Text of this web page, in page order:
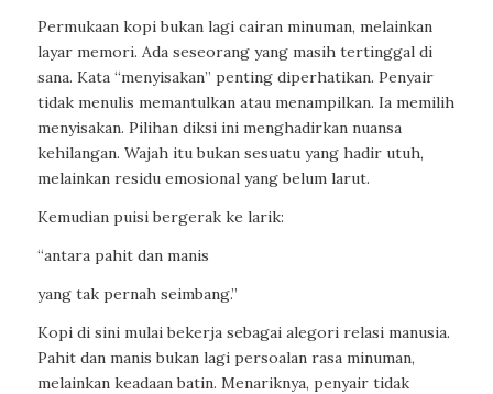
Permukaan kopi bukan lagi cairan minuman, melainkan
layar memori. Ada seseorang yang masih tertinggal di
sana. Kata “menyisakan” penting diperhatikan. Penyair
tidak menulis memantulkan atau menampilkan. Ia memilih
menyisakan. Pilihan diksi ini menghadirkan nuansa
kehilangan. Wajah itu bukan sesuatu yang hadir utuh,
melainkan residu emosional yang belum larut.
Kemudian puisi bergerak ke larik:
“antara pahit dan manis
yang tak pernah seimbang.”
Kopi di sini mulai bekerja sebagai alegori relasi manusia.
Pahit dan manis bukan lagi persoalan rasa minuman,
melainkan keadaan batin. Menariknya, penyair tidak